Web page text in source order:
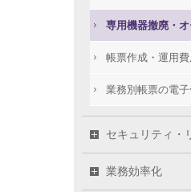
専用機器撤廃・
帳票作成・運用
業務別帳票の電
セキュリティ・
業務効率化